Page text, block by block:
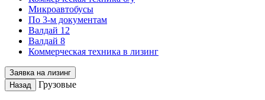
Микроавтобусы
По 3-м документам
Валдай 12
Валдай 8
Коммерческая техника в лизинг
Заявка на лизинг
Назад
Грузовые